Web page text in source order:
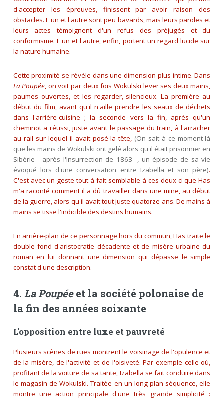
d'accepter les épreuves, finissent par avoir raison des
obstacles. L'un et l'autre sont peu bavards, mais leurs paroles et
leurs actes témoignent d'un refus des préjugés et du
conformisme. L'un et l'autre, enfin, portent un regard lucide sur
la nature humaine.
Cette proximité se révèle dans une dimension plus intime. Dans
La Poupée, on voit par deux fois Wokulski lever ses deux mains,
paumes ouvertes, et les regarder, silencieux. La première au
début du film, avant qu'il n'aille prendre les seaux de déchets
dans l'arrière-cuisine ; la seconde vers la fin, après qu'un
cheminot a réussi, juste avant le passage du train, à l'arracher
au rail sur lequel il avait posé la tête, (On sait à ce moment-là
que les mains de Wokulski ont gelé alors qu'il était prisonnier en
Sibérie - après l'Insurrection de 1863 -, un épisode de sa vie
évoqué lors d'une conversation entre Izabella et son père).
C'est avec un geste tout à fait semblable à ces deux-ci que Has
m'a raconté comment il a dû travailler dans une mine, au début
de la guerre, alors qu'il avait tout juste quatorze ans. De mains à
mains se tisse l'indicible des destins humains.
En arrière-plan de ce personnage hors du commun, Has traite le
double fond d'aristocratie décadente et de misère urbaine du
roman en lui donnant une dimension qui dépasse le simple
constat d'une description.
4. La Poupéeet la société polonaise de
la fin des années soixante
L'opposition entre luxe et pauvreté
Plusieurs scènes de rues montrent le voisinage de l'opulence et
de la misère, de l'activité et de l'oisiveté. Par exemple celle où,
profitant de la voiture de sa tante, Izabella se fait conduire dans
le magasin de Wokulski. Traitée en un long plan-séquence, elle
montre une action principale d'une très grande simplicité :